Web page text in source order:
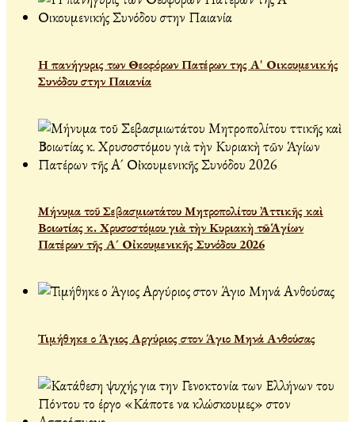
Η πανήγυρις των Θεοφόρων Πατέρων της Α' Οικουμενικής
Συνόδου στην Παιανία
Μήνυμα τοῦ Σεβασμιωτάτου Μητροπολίτου Ἀττικῆς καὶ
Βοιωτίας κ. Χρυσοστόμου γιὰ τὴν Κυριακὴ τῶν Ἁγίων
Πατέρων τῆς Α´ Οἰκουμενικῆς Συνόδου 2026
Τιμήθηκε ο Άγιος Αργύριος στον Άγιο Μηνά Ανθούσας